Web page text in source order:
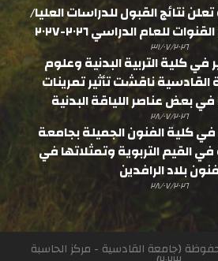
نتائج القبول للدراسات العليا/
للعام الدراسي ٢٠٢٦-٢٠٢٧
٣١/٠٧/٢٠٢٦
كلية التربية البدنية وعلوم
القادسية ناقشت تأثير تمرينات
٢٨/٠٧/٢٠٢٦
كلية الفنون الجميلة بجامعة
القيم التربوية وتمثلاتها في
فنون بلاد الرافدين
٢٨/٠٧/٢٠٢٦
(جامعة القادسية - مركز الحاسبة